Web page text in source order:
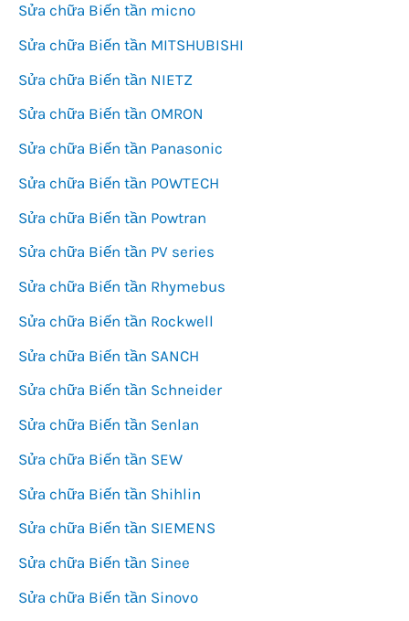
Sửa chữa Biến tần micno
Sửa chữa Biến tần MITSHUBISHI
Sửa chữa Biến tần NIETZ
Sửa chữa Biến tần OMRON
Sửa chữa Biến tần Panasonic
Sửa chữa Biến tần POWTECH
Sửa chữa Biến tần Powtran
Sửa chữa Biến tần PV series
Sửa chữa Biến tần Rhymebus
Sửa chữa Biến tần Rockwell
Sửa chữa Biến tần SANCH
Sửa chữa Biến tần Schneider
Sửa chữa Biến tần Senlan
Sửa chữa Biến tần SEW
Sửa chữa Biến tần Shihlin
Sửa chữa Biến tần SIEMENS
Sửa chữa Biến tần Sinee
Sửa chữa Biến tần Sinovo